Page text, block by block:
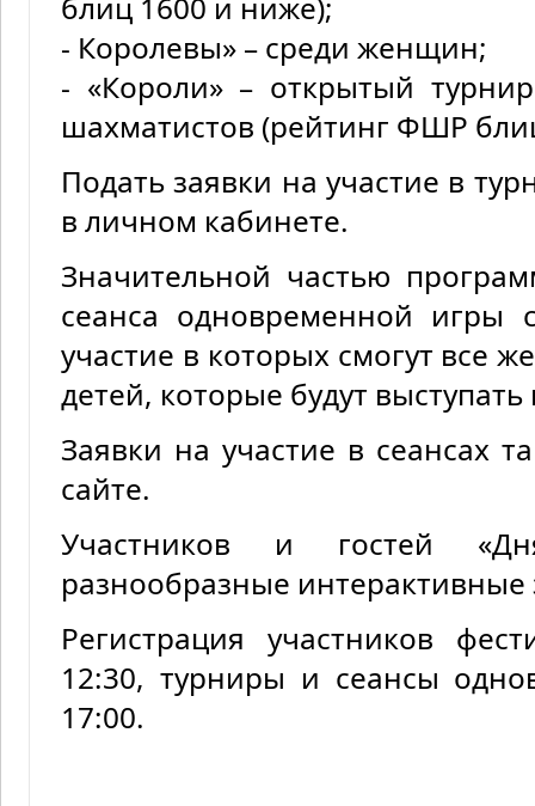
- Королевы» – среди женщин;
- «Короли» – открытый
шахматистов (рейтинг ФШР
Подать заявки на участие в
в личном кабинете.
Значительной частью
сеанса одновременной игры
участие в которых смогут все
детей, которые будут выступать
Заявки на участие в сеансах
сайте.
Участников и гостей
разнообразные
Регистрация участников
12:30, турниры и сеансы
17:00.